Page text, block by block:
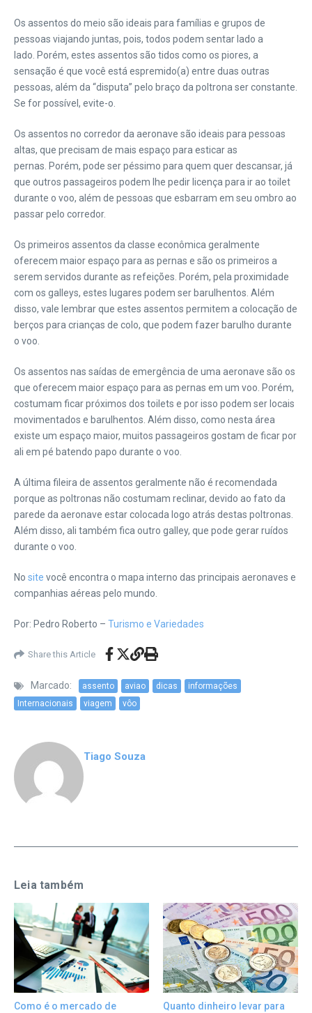
Os assentos do meio são ideais para famílias e grupos de
pessoas viajando juntas, pois, todos podem sentar lado a
lado. Porém, estes assentos são tidos como os piores, a
sensação é que você está espremido(a) entre duas outras
pessoas, além da “disputa” pelo braço da poltrona ser constante.
Se for possível, evite-o.
Os assentos no corredor da aeronave são ideais para pessoas
altas, que precisam de mais espaço para esticar as
pernas. Porém, pode ser péssimo para quem quer descansar, já
que outros passageiros podem lhe pedir licença para ir ao toilet
durante o voo, além de pessoas que esbarram em seu ombro ao
passar pelo corredor.
Os primeiros assentos da classe econômica geralmente
oferecem maior espaço para as pernas e são os primeiros a
serem servidos durante as refeições. Porém, pela proximidade
com os galleys, estes lugares podem ser barulhentos. Além
disso, vale lembrar que estes assentos permitem a colocação de
berços para crianças de colo, que podem fazer barulho durante
o voo.
Os assentos nas saídas de emergência de uma aeronave são os
que oferecem maior espaço para as pernas em um voo. Porém,
costumam ficar próximos dos toilets e por isso podem ser locais
movimentados e barulhentos. Além disso, como nesta área
existe um espaço maior, muitos passageiros gostam de ficar por
ali em pé batendo papo durante o voo.
A última fileira de assentos geralmente não é recomendada
porque as poltronas não costumam reclinar, devido ao fato da
parede da aeronave estar colocada logo atrás destas poltronas.
Além disso, ali também fica outro galley, que pode gerar ruídos
durante o voo.
No site você encontra o mapa interno das principais aeronaves e
companhias aéreas pelo mundo.
Por: Pedro Roberto – Turismo e Variedades
Share this Article
Marcado: assento aviao dicas
informações
Internacionais
viagem vôo
Tiago Souza
Leia também
Como é o mercado de Quanto dinheiro levar para